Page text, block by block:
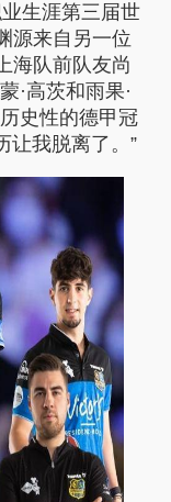
生涯第三届世
源来自另一位
海队前队友尚
·高茨和雨果·
史性的德甲冠
让我脱离了。”